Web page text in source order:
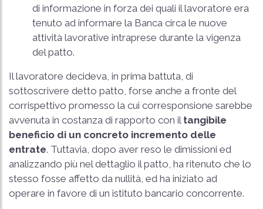
di informazione in forza dei quali il lavoratore era
tenuto ad informare la Banca circa le nuove
attività lavorative intraprese durante la vigenza
del patto.
Il lavoratore decideva, in prima battuta, di
sottoscrivere detto patto, forse anche a fronte del
corrispettivo promesso la cui corresponsione sarebbe
avvenuta in costanza di rapporto con il tangibile
beneficio di un concreto incremento delle
entrate. Tuttavia, dopo aver reso le dimissioni ed
analizzando più nel dettaglio il patto, ha ritenuto che lo
stesso fosse affetto da nullità, ed ha iniziato ad
operare in favore di un istituto bancario concorrente.